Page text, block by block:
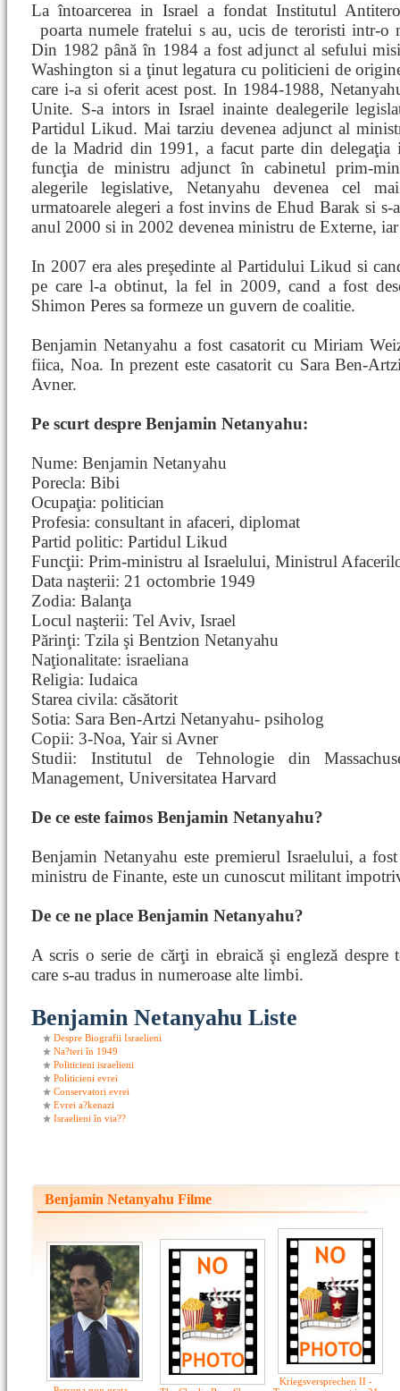
La întoarcerea in Israel a fondat Institutul
poarta numele fratelui s au, ucis de teroristi intr-o
Din 1982 până în 1984 a fost adjunct al sefului
Washington si a ţinut legatura cu politicieni de
care i-a si oferit acest post. In 1984-1988,
Unite. S-a intors in Israel inainte dealegerile
Partidul Likud. Mai tarziu devenea adjunct al
de la Madrid din 1991, a facut parte din delegaţia
funcţia de ministru adjunct în cabinetul prim-
alegerile legislative, Netanyahu devenea cel
urmatoarele alegeri a fost invins de Ehud Barak si
anul 2000 si in 2002 devenea ministru de Externe,
In 2007 era ales preşedinte al Partidului Likud si
pe care l-a obtinut, la fel in 2009, cand a fost
Shimon Peres sa formeze un guvern de coalitie.
Benjamin Netanyahu a fost casatorit cu Miriam
fiica, Noa. In prezent este casatorit cu Sara Ben-
Avner.
Pe scurt despre Benjamin Netanyahu:
Nume: Benjamin Netanyahu
Porecla: Bibi
Ocupaţia: politician
Profesia: consultant in afaceri, diplomat
Partid politic: Partidul Likud
Funcţii: Prim-ministru al Israelului, Ministrul
Data naşterii: 21 octombrie 1949
Zodia: Balanţa
Locul naşterii: Tel Aviv, Israel
Părinţi: Tzila şi Bentzion Netanyahu
Naţionalitate: israeliana
Religia: Iudaica
Starea civila: căsătorit
Sotia: Sara Ben-Artzi Netanyahu- psiholog
Copii: 3-Noa, Yair si Avner
Studii: Institutul de Tehnologie din
Management, Universitatea Harvard
De ce este faimos Benjamin Netanyahu?
Benjamin Netanyahu este premierul Israelului, a
ministru de Finante, este un cunoscut militant
De ce ne place Benjamin Netanyahu?
A scris o serie de cărţi in ebraică şi engleză despre
care s-au tradus in numeroase alte limbi.
Benjamin Netanyahu Liste
Despre Biografii Israelieni
Na?teri în 1949
Politicieni israelieni
Politicieni evrei
Conservatori evrei
Evrei a?kenazi
Israelieni în via??
Benjamin Netanyahu Filme
Kriegsversprechen II -